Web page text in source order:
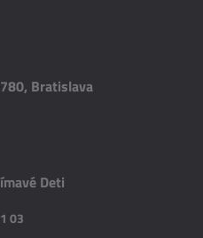
Bratislava
Deti
03